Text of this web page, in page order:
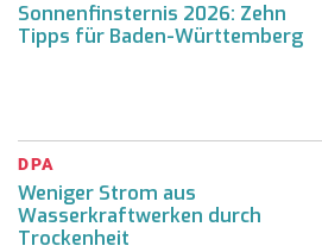
Sonnenfinsternis 2026: Zehn
Tipps für Baden-Württemberg
DPA
Weniger Strom aus
Wasserkraftwerken durch
Trockenheit